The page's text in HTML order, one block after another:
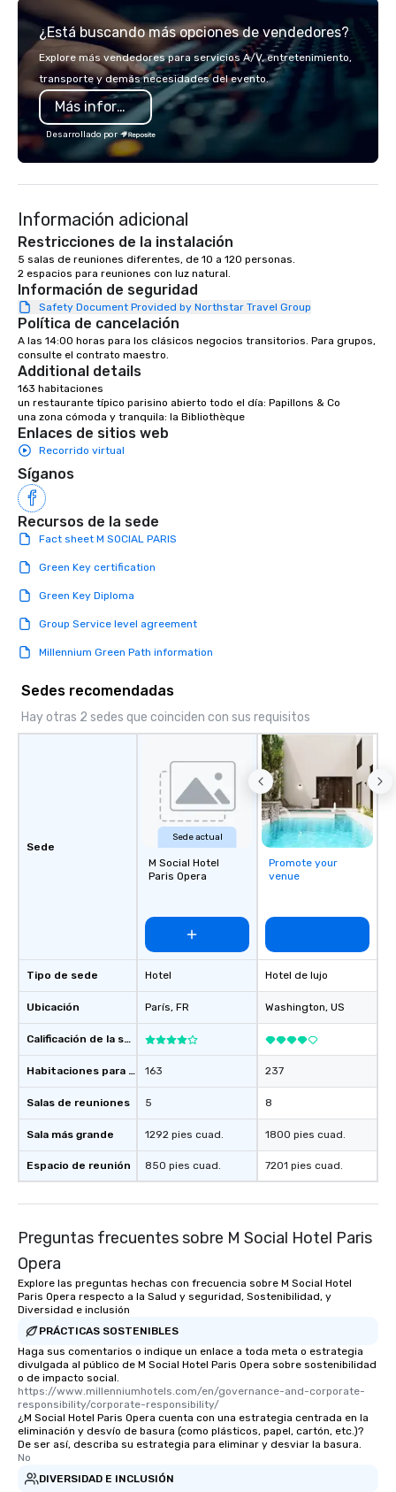
team of chauffeurs and support staff;
you will know quality when you travel
with La Costa Limousine.
¿Está buscando más opciones de vendedores?
Explore más vendedores para servicios A/V, entretenimiento,
transporte y demás necesidades del evento.
Más información
Desarrollado por
Información adicional
Restricciones de la instalación
5 salas de reuniones diferentes, de 10 a 120 personas.
Información de seguridad
Safety Document Provided by Northstar Travel Group
Política de cancelación
A las 14:00 horas para los clásicos negocios transitorios. Para grupos,
consulte el contrato maestro.
Additional details
163 habitaciones
un restaurante típico parisino abierto todo el día: Papillons & Co
una zona cómoda y tranquila: la Bibliothèque
Enlaces de sitios web
Recorrido virtual
Síganos
Recursos de la sede
Fact sheet M SOCIAL PARIS
Green Key certification
Green Key Diploma
Group Service level agreement
Millennium Green Path information
Sedes recomendadas
Hay otras 2 sedes que coinciden con sus requisitos
Sede
Tipo de sede
Ubicación
Calificación de la sede
Habitaciones para huéspedes
Salas de reuniones
Sala más grande
Espacio de reunión
Sede actual
M Social Hotel
Paris Opera
Hotel
París, FR
163
5
1292 pies cuad.
850 pies cuad.
Promote your
venue
Hotel de lujo
Washington, US
237
8
1800 pies cuad.
7201 pies cuad.
Preguntas frecuentes sobre M Social Hotel Paris
Opera
Explore las preguntas hechas con frecuencia sobre M Social Hotel
Paris Opera respecto a la Salud y seguridad, Sostenibilidad, y
Diversidad e inclusión
PRÁCTICAS SOSTENIBLES
Haga sus comentarios o indique un enlace a toda meta o estrategia
divulgada al público de M Social Hotel Paris Opera sobre sostenibilidad
o de impacto social.
https://www.millenniumhotels.com/en/governance-and-corporate-
responsibility/corporate-responsibility/
¿M Social Hotel Paris Opera cuenta con una estrategia centrada en la
eliminación y desvío de basura (como plásticos, papel, cartón, etc.)?
De ser así, describa su estrategia para eliminar y desviar la basura.
No
DIVERSIDAD E INCLUSIÓN